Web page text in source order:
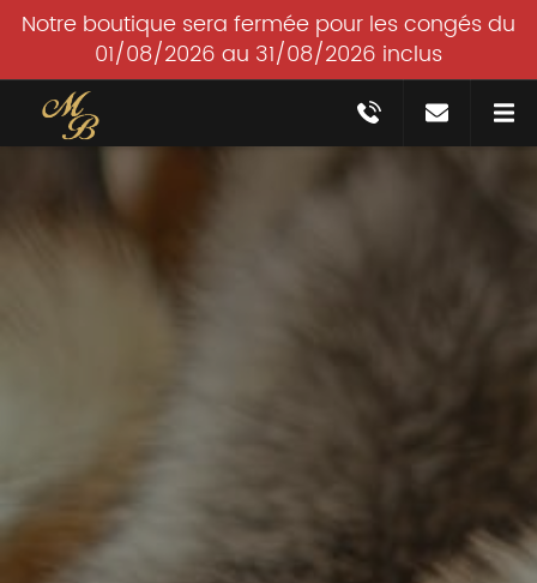
Notre boutique sera fermée pour les congés du
01/08/2026 au 31/08/2026 inclus